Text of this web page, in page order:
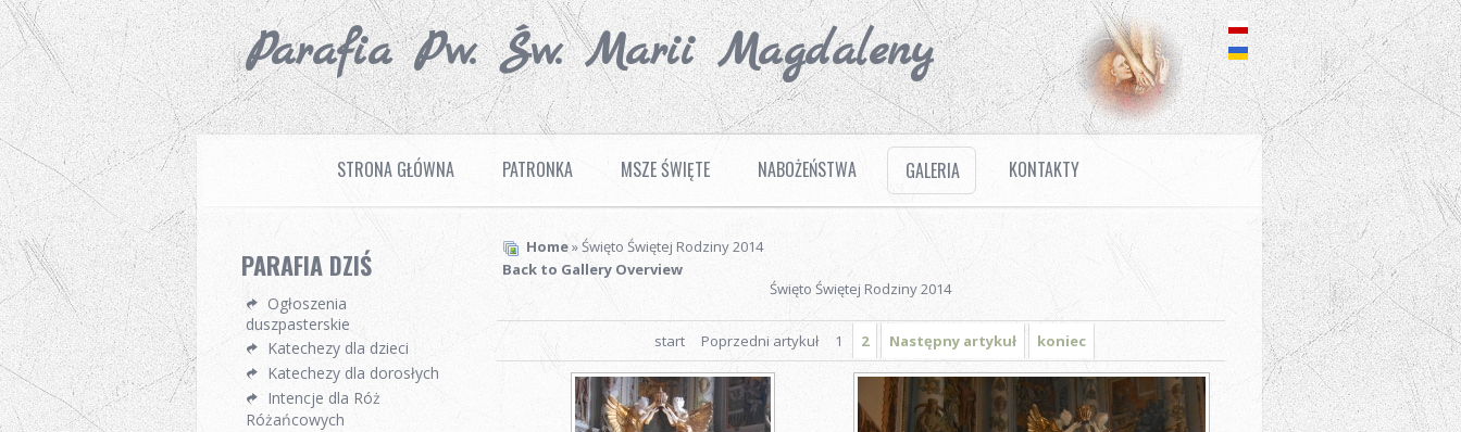
Parafia Pw. Św. Marii Magdaleny
STRONA GŁÓWNA PATRONKA MSZE ŚWIĘTE NABOŻEŃSTWA GALERIA KONTAKTY
PARAFIA DZIŚ
Ogłoszenia
duszpasterskie
Katechezy dla dzieci
Katechezy dla dorosłych
Intencje dla Róż
Różańcowych
Home» Święto Świętej Rodziny 2014
Back to Gallery Overview
Święto Świętej Rodziny 2014
start Poprzedni artykuł 1 2 Następny artykuł koniec